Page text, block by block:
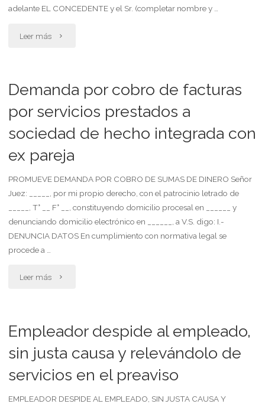
adelante EL CONCEDENTE y el Sr. (completar nombre y …
Leer más "Contrato
prestacion
servicios"
Demanda por cobro de facturas
por servicios prestados a
sociedad de hecho integrada con
ex pareja
PROMUEVE DEMANDA POR COBRO DE SUMAS DE DINERO Señor
Juez: _____, por mi propio derecho, con el patrocinio letrado de
_____, T° __ F° __, constituyendo domicilio procesal en ______ y
denunciando domicilio electrónico en ______, a V.S. digo: I.-
DENUNCIA DATOS En cumplimiento con normativa legal se
procede a …
Leer más "Demanda
cobro
de
facturas
por
Empleador despide al empleado,
sin justa causa y relevándolo de
servicios en el preaviso
EMPLEADOR DESPIDE AL EMPLEADO, SIN JUSTA CAUSA Y